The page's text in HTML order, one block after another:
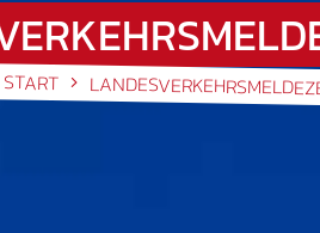
START